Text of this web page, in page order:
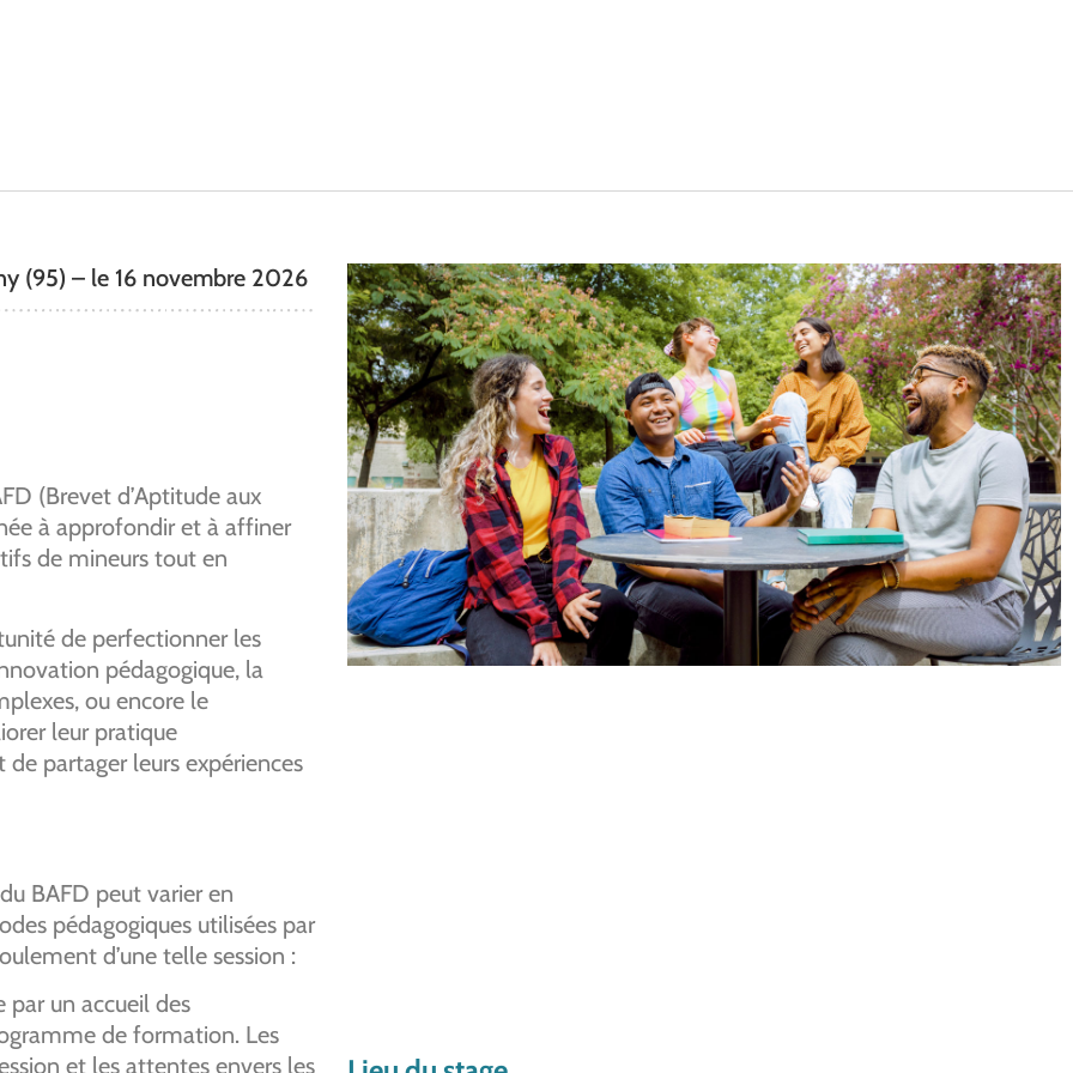
(95) – le 16 novembre 2026
(Brevet d’Aptitude aux
à approfondir et à affiner
de mineurs tout en
de perfectionner les
pédagogique, la
ou encore le
leur pratique
partager leurs expériences
BAFD peut varier en
pédagogiques utilisées par
d’une telle session :
un accueil des
de formation. Les
et les attentes envers les